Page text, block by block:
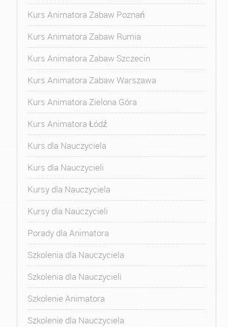
Kurs Animatora Zabaw Poznań
Kurs Animatora Zabaw Rumia
Kurs Animatora Zabaw Szczecin
Kurs Animatora Zabaw Warszawa
Kurs Animatora Zielona Góra
Kurs Animatora Łódź
Kurs dla Nauczyciela
Kurs dla Nauczycieli
Kursy dla Nauczyciela
Kursy dla Nauczycieli
Porady dla Animatora
Szkolenia dla Nauczyciela
Szkolenia dla Nauczycieli
Szkolenie Animatora
Szkolenie dla Nauczyciela